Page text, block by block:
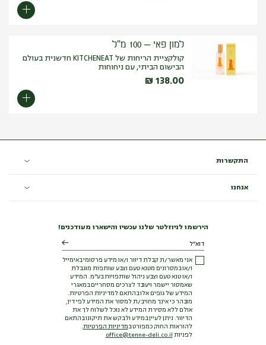
למון פאי – 100 מ”ל
קולקציית הריחות של KITCHENEAT חדשנית בעולם
הבישום הביתי, עם ניחוחות
₪ 138.00
התקשרות
אנחנו
הירשמו לניוזלטר שלנו עכשיו והישארו מעודכנים!
אני מאשר/ת קבלת דיוור ו/או מידע פרסומי באימייל
ו/או במסרונים מטנא טעם וצבע שותפות מוגבלת
ו/או טנא טעם וצבע ניהול שותפויות בע"מ. המידע
שאמסור יישמר ויעובד לצרכים מסחריים במאגרי
המידע של גופים אלו בהתאם למדיניות הפרטיות.
מובהר כי אינך מחויב/ת למסור את המידע לפי דין,
אולם ללא מסירת המידע לא נוכל לשלוח לך את
הדיוור. ניתן לעיין במידע ולבקש את תיקונו בהתאם
להוראות החוק כמפורט במדיניות הפרטיות.
לפניות office@tenne-deli.co.il